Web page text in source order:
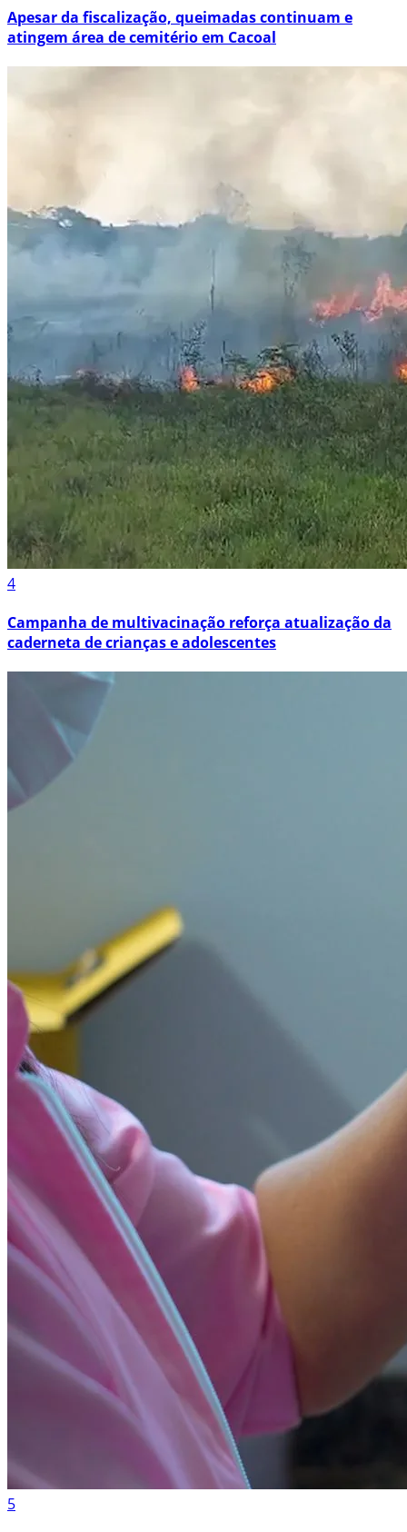
Apesar da fiscalização, queimadas continuam e
atingem área de cemitério em Cacoal
4
Campanha de multivacinação reforça atualização da
caderneta de crianças e adolescentes
5